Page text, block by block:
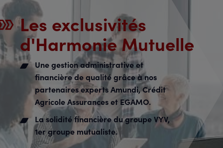
Les exclusivités
d'Harmonie Mutuelle
Une gestion administrative et
financière de qualité grâce à nos
partenaires experts Amundi, Crédit
Agricole Assurances et EGAMO.
La solidité financière du groupe VYV,
1er groupe mutualiste.